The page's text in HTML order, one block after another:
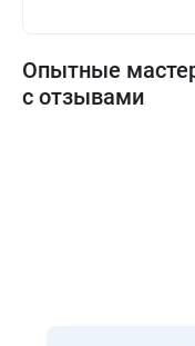
Опытные
с отзывами